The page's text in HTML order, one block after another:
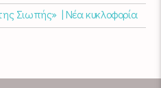
Σιωπής» | Νέα κυκλοφορία